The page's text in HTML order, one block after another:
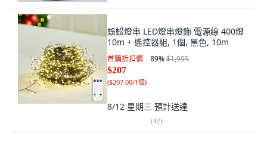
蜈蚣燈串 LED燈串燈飾 電源線 400燈
10m + 遙控器組, 1個, 黑色, 10m
首購折扣價 89%$1,995
$207
($207.00/1個)
8/12 星期三 預計送達
(42)